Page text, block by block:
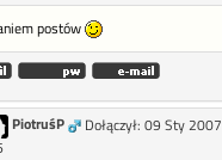
postów
PiotruśP
Dołączył: 09 Sty 2007